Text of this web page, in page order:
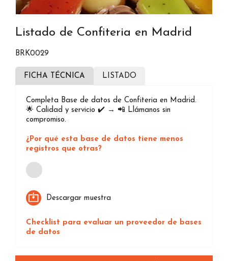
Listado de Confiteria en Madrid
BRK0029
FICHA TÉCNICA LISTADO
Completa Base de datos de Confiteria en Madrid.
🌟 Calidad y servicio ✔️ → 📲 Llámanos sin
compromiso.
¿Por qué esta base de datos tiene menos
registros que otras?
Loading...
Descargar muestra
Checklist para evaluar un proveedor de bases
de datos